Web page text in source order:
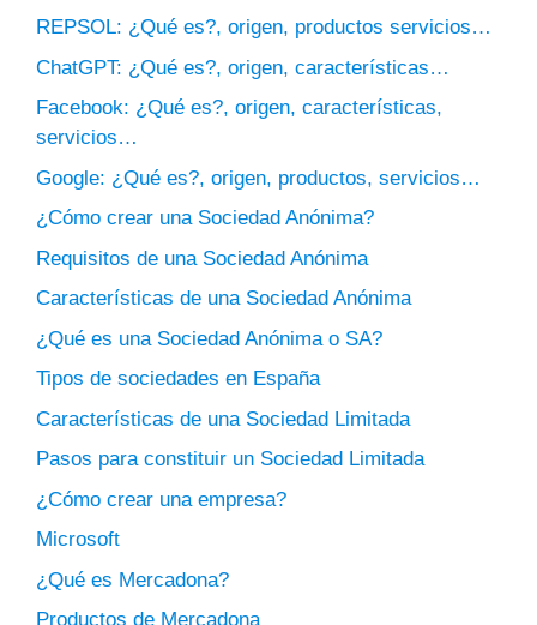
REPSOL: ¿Qué es?, origen, productos servicios…
ChatGPT: ¿Qué es?, origen, características…
Facebook: ¿Qué es?, origen, características,
servicios…
Google: ¿Qué es?, origen, productos, servicios…
¿Cómo crear una Sociedad Anónima?
Requisitos de una Sociedad Anónima
Características de una Sociedad Anónima
¿Qué es una Sociedad Anónima o SA?
Tipos de sociedades en España
Características de una Sociedad Limitada
Pasos para constituir un Sociedad Limitada
¿Cómo crear una empresa?
Microsoft
¿Qué es Mercadona?
Productos de Mercadona